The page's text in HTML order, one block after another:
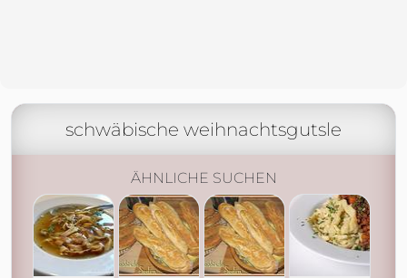
schwäbische weihnachtsgutsle
ÄHNLICHE SUCHEN